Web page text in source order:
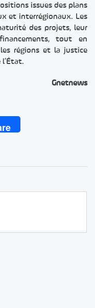
issues des plans
et interrégionaux. Les
des projets, leur
tout en
régions et la justice
l’État.
Gnetnews